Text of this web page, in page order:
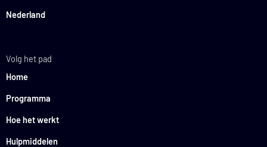
Nederland
Volg het pad
Home
Programma
Hoe het werkt
Hulpmiddelen